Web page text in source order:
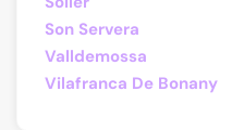
Son Servera
Valldemossa
Vilafranca De Bonany